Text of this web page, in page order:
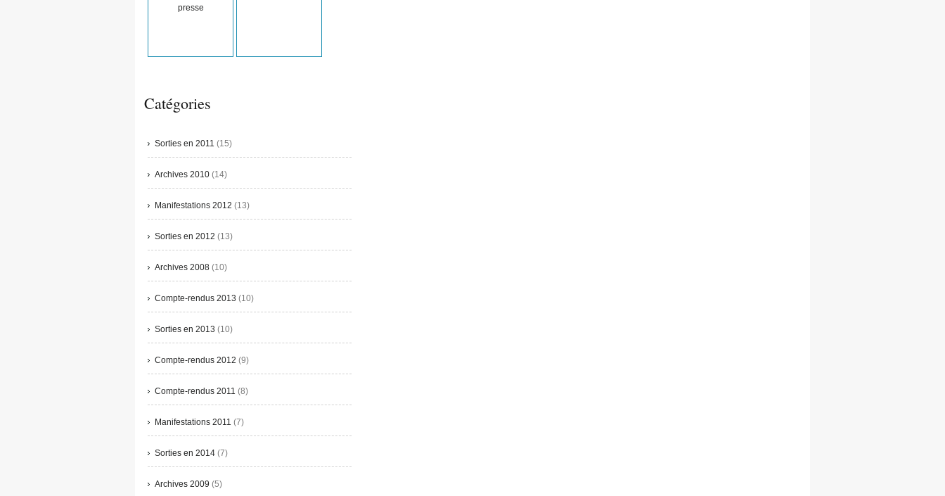
presse
Catégories
Sorties en 2011 (15)
Archives 2010 (14)
Manifestations 2012 (13)
Sorties en 2012 (13)
Archives 2008 (10)
Compte-rendus 2013 (10)
Sorties en 2013 (10)
Compte-rendus 2012 (9)
Compte-rendus 2011 (8)
Manifestations 2011 (7)
Sorties en 2014 (7)
Archives 2009 (5)